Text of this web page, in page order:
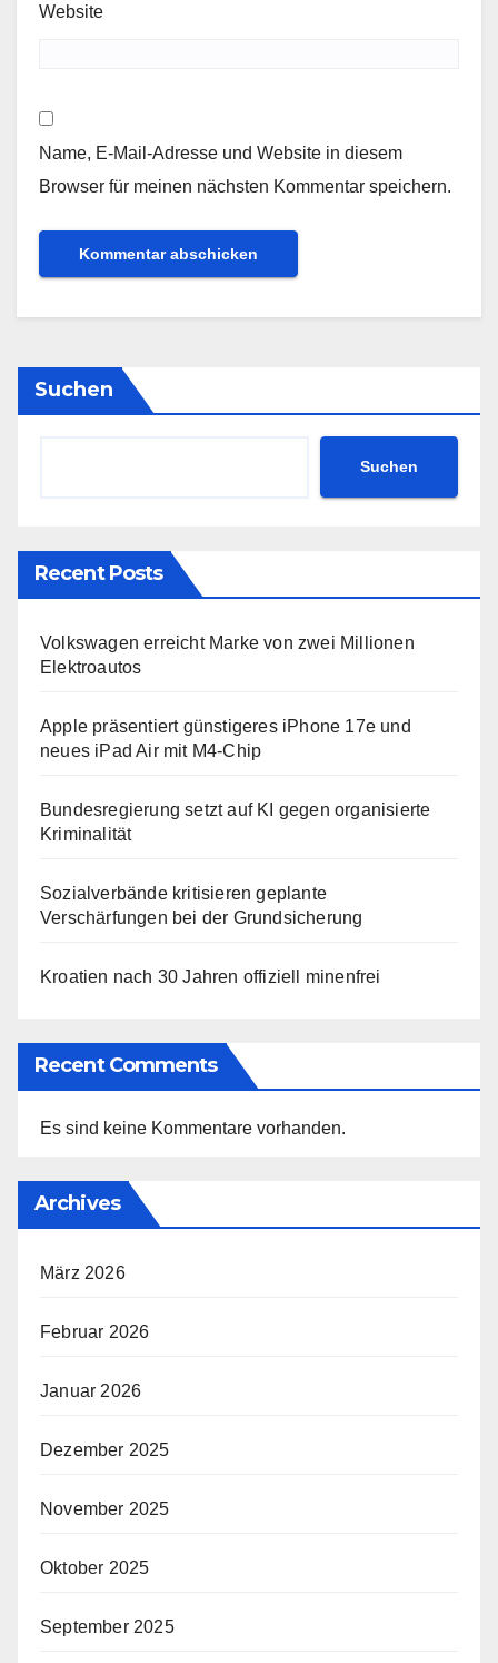
Website
Name, E-Mail-Adresse und Website in diesem
Browser für meinen nächsten Kommentar speichern.
Suchen
Suchen
Recent Posts
Volkswagen erreicht Marke von zwei Millionen
Elektroautos
Apple präsentiert günstigeres iPhone 17e und
neues iPad Air mit M4-Chip
Bundesregierung setzt auf KI gegen organisierte
Kriminalität
Sozialverbände kritisieren geplante
Verschärfungen bei der Grundsicherung
Kroatien nach 30 Jahren offiziell minenfrei
Recent Comments
Es sind keine Kommentare vorhanden.
Archives
März 2026
Februar 2026
Januar 2026
Dezember 2025
November 2025
Oktober 2025
September 2025